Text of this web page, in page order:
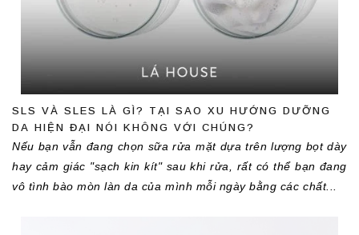
SLS VÀ SLES LÀ GÌ? TẠI SAO XU HƯỚNG DƯỠNG
DA HIỆN ĐẠI NÓI KHÔNG VỚI CHÚNG?
Nếu bạn vẫn đang chọn sữa rửa mặt dựa trên lượng bọt dày
hay cảm giác "sạch kin kít" sau khi rửa, rất có thể bạn đang